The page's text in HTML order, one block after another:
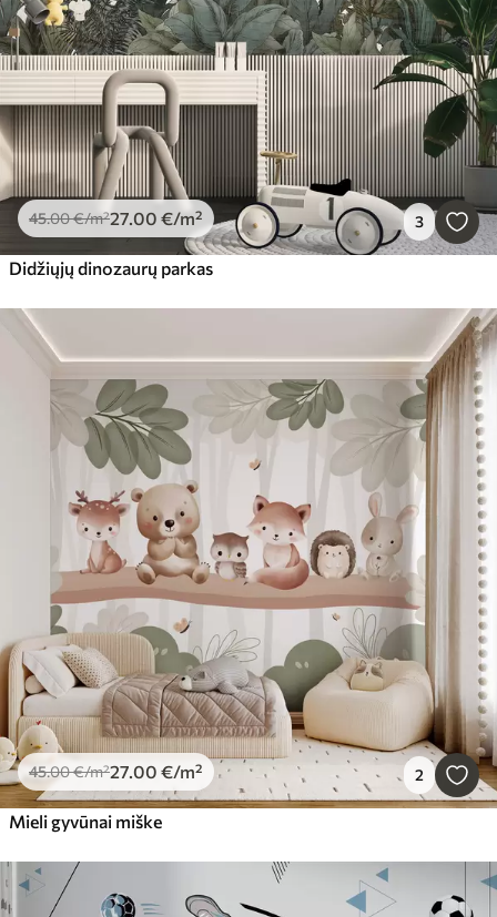
45.00€/m²27.00 €/m² 3
Didžiųjų dinozaurų parkas
45.00€/m²27.00 €/m² 2
Mieli gyvūnai miške